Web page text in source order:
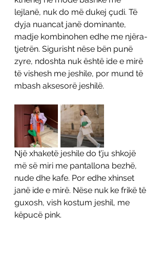
lejlanë, nuk do më dukej çudi. Të
dyja nuancat janë dominante,
madje kombinohen edhe me njëra-
tjetrën. Sigurisht nëse bën punë
zyre, ndoshta nuk është ide e mirë
të vishesh me jeshile, por mund të
mbash aksesorë jeshilë.
Një xhaketë jeshile do t’ju shkojë
më së miri me pantallona bezhë,
nude dhe kafe. Por edhe xhinset
janë ide e mirë. Nëse nuk ke frikë të
guxosh, vish kostum jeshil, me
këpucë pink.